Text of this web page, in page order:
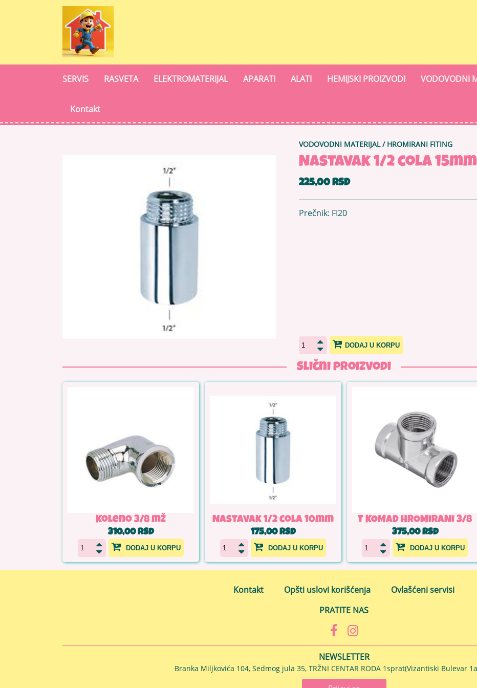
SERVIS RASVETA ELEKTROMATERIJAL APARATI ALATI HEMIJSKI PROIZVODI VODOVODNI
Kontakt
VODOVODNI MATERIJAL/ HROMIRANI FITING
Nastavak 1/2 cola 15mm
225,00 RSD
Prečnik: FI20
DODAJ U KORPU
Slični proizvodi
Koleno 3/8 mž
310,00 RSD
DODAJ U KORPU
Nastavak 1/2 cola 10mm
175,00 RSD
DODAJ U KORPU
T KOMAD HROMIRANI 3/8
375,00 RSD
DODAJ U KORPU
Kontakt Opšti uslovi korišćenja
Ovlašćeni servisi
PRATITE NAS
NEWSLETTER
Branka Miljkovića 104, Sedmog jula 35, TRŽNI CENTAR RODA 1sprat(Vizantiski Bulevar